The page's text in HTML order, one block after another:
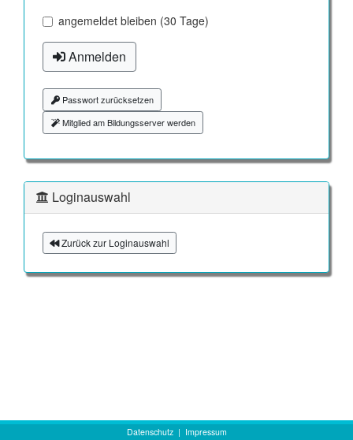
angemeldet bleiben (30 Tage)
Anmelden
Passwort zurücksetzen
Mitglied am Bildungsserver werden
Loginauswahl
Zurück zur Loginauswahl
Datenschutz| Impressum